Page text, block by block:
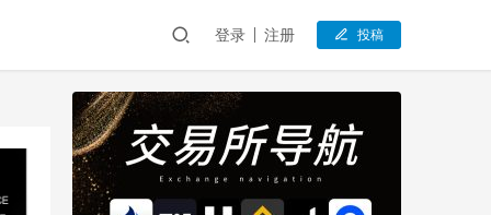
登录 注册 投稿